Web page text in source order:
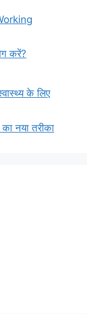
करें?
के लिए
नया तरीका